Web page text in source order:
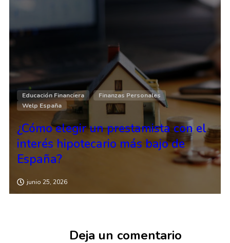
Educación Financiera
Finanzas Personales
Welp España
¿Cómo elegir un prestamista con el
interés hipotecario más bajo de
España?
junio 25, 2026
Deja un comentario